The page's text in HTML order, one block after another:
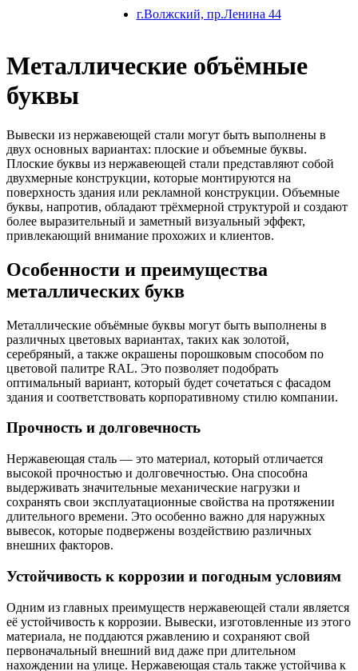
г.Волжский, пр.Ленина 44
Металлические объёмные
буквы
Вывески из нержавеющей стали могут быть выполнены в
двух основных вариантах: плоские и объемные буквы.
Плоские буквы из нержавеющей стали представляют собой
двухмерные конструкции, которые монтируются на
поверхность здания или рекламной конструкции. Объемные
буквы, напротив, обладают трёхмерной структурой и создают
более выразительный и заметный визуальный эффект,
привлекающий внимание прохожих и клиентов.
Особенности и преимущества
металлических букв
Металлические объёмные буквы могут быть выполнены в
различных цветовых вариантах, таких как золотой,
серебряный, а также окрашены порошковым способом по
цветовой палитре RAL. Это позволяет подобрать
оптимальный вариант, который будет сочетаться с фасадом
здания и соответствовать корпоративному стилю компании.
Прочность и долговечность
Нержавеющая сталь — это материал, который отличается
высокой прочностью и долговечностью. Она способна
выдерживать значительные механические нагрузки и
сохранять свои эксплуатационные свойства на протяжении
длительного времени. Это особенно важно для наружных
вывесок, которые подвержены воздействию различных
внешних факторов.
Устойчивость к коррозии и погодным условиям
Одним из главных преимуществ нержавеющей стали является
её устойчивость к коррозии. Вывески, изготовленные из этого
материала, не поддаются ржавлению и сохраняют свой
первоначальный внешний вид даже при длительном
нахождении на улице. Нержавеющая сталь также устойчива к